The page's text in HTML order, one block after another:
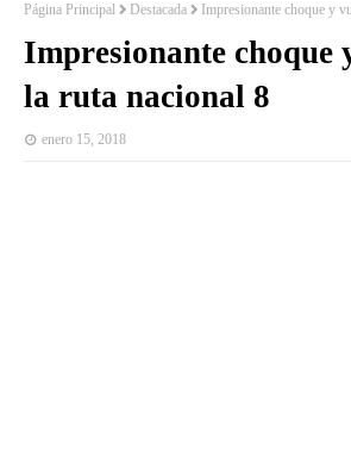
Página Principal Destacada Impresionante choque y
Impresionante choque
la ruta nacional 8
enero 15, 2018